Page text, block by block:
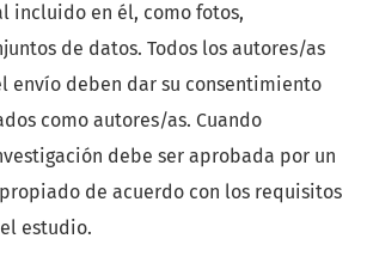
incluido en él, como fotos,
de datos. Todos los autores/as
envío deben dar su consentimiento
como autores/as. Cuando
debe ser aprobada por un
de acuerdo con los requisitos
estudio.